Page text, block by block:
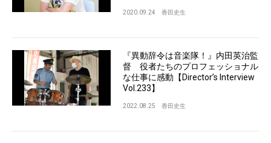
2020.09.24 香田史生
『異動辞令は音楽隊！』内田英治監
督 役者たちのプロフェッショナル
な仕事に感動【Director’s Interview
Vol.233】
2022.08.25 香田史生